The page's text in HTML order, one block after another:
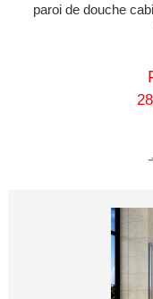
paroi de douche